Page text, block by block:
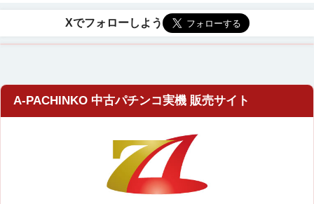
A-PACHINKO 中古パチンコ実機 販売サイト